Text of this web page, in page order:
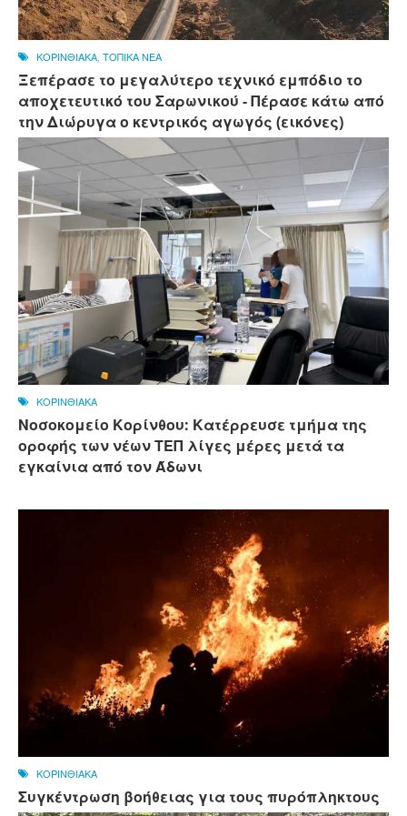
ΚΟΡΙΝΘΙΑΚΑ ΤΟΠΙΚΑ ΝΕΑ
Ξεπέρασε το μεγαλύτερο τεχνικό εμπόδιο το
αποχετευτικό του Σαρωνικού - Πέρασε κάτω από
την Διώρυγα ο κεντρικός αγωγός (εικόνες)
ΚΟΡΙΝΘΙΑΚΑ
Νοσοκομείο Κορίνθου: Κατέρρευσε τμήμα της
οροφής των νέων ΤΕΠ λίγες μέρες μετά τα
εγκαίνια από τον Άδωνι
ΚΟΡΙΝΘΙΑΚΑ
Συγκέντρωση βοήθειας για τους πυρόπληκτους